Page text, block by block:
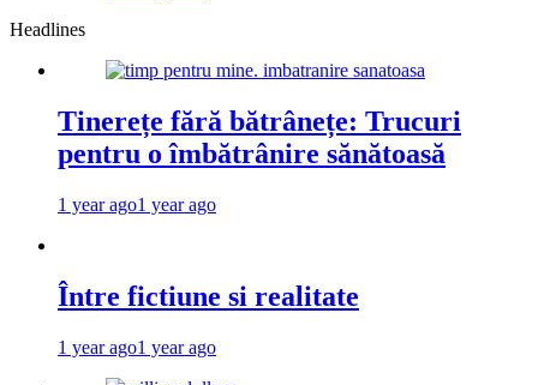
Headlines
Tinerețe fără bătrânețe: Trucuri
pentru o îmbătrânire sănătoasă
1 year ago1 year ago
Între fictiune si realitate
1 year ago1 year ago